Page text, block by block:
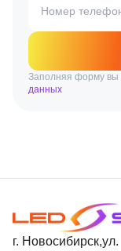
Номер
Заполняя форму вы
данных
г. Новосибирск,ул.